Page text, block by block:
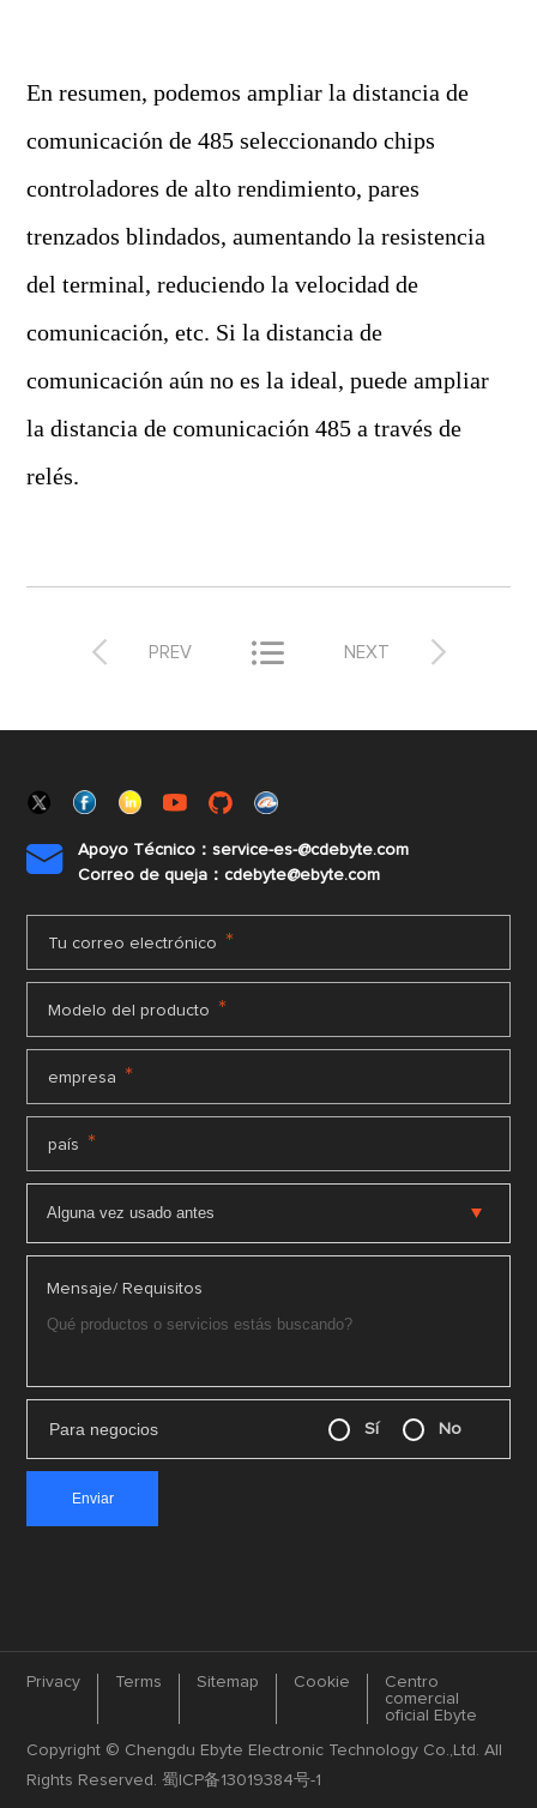
En resumen, podemos ampliar la distancia de
comunicación de 485 seleccionando chips
controladores de alto rendimiento, pares
trenzados blindados, aumentando la resistencia
del terminal, reduciendo la velocidad de
comunicación, etc. Si la distancia de
comunicación aún no es la ideal, puede ampliar
la distancia de comunicación 485 a través de
relés.
 PREV  
NEXT

Apoyo Técnico：service-es-@cdebyte.com
Correo de queja：cdebyte@ebyte.com
Tu correo electrónico *
Modelo del producto *
empresa *
país *
Mensaje/ Requisitos
Para negocios Sí No
Privacy Terms Sitemap Cookie
Centro
comercial
oficial Ebyte
Copyright © Chengdu Ebyte Electronic Technology Co.,Ltd. All
Rights Reserved.蜀ICP备13019384号-1